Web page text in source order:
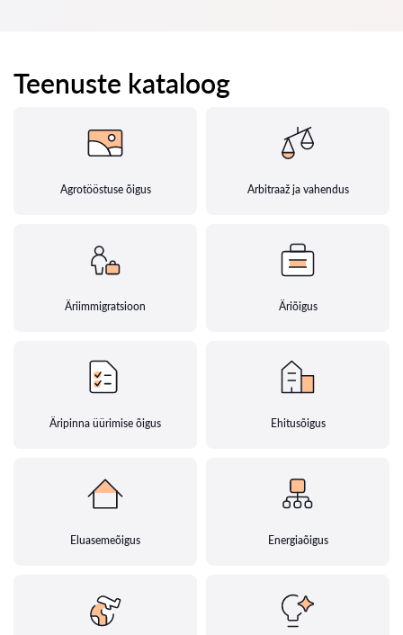
Teenuste kataloog
Agrotööstuse õigus Arbitraaž ja vahendus
Äriimmigratsioon Äriõigus
Äripinna üürimise õigus Ehitusõigus
Eluasemeõigus Energiaõigus